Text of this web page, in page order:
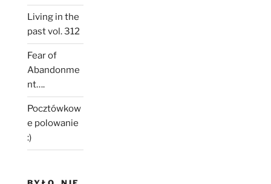
Living in the
past vol. 312
Fear of
Abandonme
nt….
Pocztówkow
e polowanie
:)